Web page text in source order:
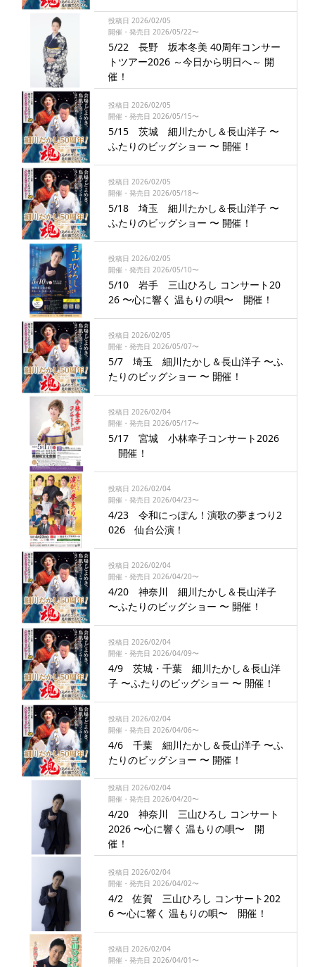
投稿日 2026/02/05
開催・発売日 2026/05/22〜
5/22 長野 坂本冬美 40周年コンサー
トツアー2026 ～今日から明日へ～ 開
催！
投稿日 2026/02/05
開催・発売日 2026/05/15〜
5/15 茨城 細川たかし＆長山洋子 〜
ふたりのビッグショー 〜 開催！
投稿日 2026/02/05
開催・発売日 2026/05/18〜
5/18 埼玉 細川たかし＆長山洋子 〜
ふたりのビッグショー 〜 開催！
投稿日 2026/02/05
開催・発売日 2026/05/10〜
5/10 岩手 三山ひろし コンサート20
26 〜心に響く 温もりの唄〜 開催！
投稿日 2026/02/05
開催・発売日 2026/05/07〜
5/7 埼玉 細川たかし＆長山洋子 〜ふ
たりのビッグショー 〜 開催！
投稿日 2026/02/04
開催・発売日 2026/05/17〜
5/17 宮城 小林幸子コンサート2026
開催！
投稿日 2026/02/04
開催・発売日 2026/04/23〜
4/23 令和にっぽん！演歌の夢まつり2
026 仙台公演！
投稿日 2026/02/04
開催・発売日 2026/04/20〜
4/20 神奈川 細川たかし＆長山洋子
〜ふたりのビッグショー 〜 開催！
投稿日 2026/02/04
開催・発売日 2026/04/09〜
4/9 茨城・千葉 細川たかし＆長山洋
子 〜ふたりのビッグショー 〜 開催！
投稿日 2026/02/04
開催・発売日 2026/04/06〜
4/6 千葉 細川たかし＆長山洋子 〜ふ
たりのビッグショー 〜 開催！
投稿日 2026/02/04
開催・発売日 2026/04/20〜
4/20 神奈川 三山ひろし コンサート
2026 〜心に響く 温もりの唄〜 開
催！
投稿日 2026/02/04
開催・発売日 2026/04/02〜
4/2 佐賀 三山ひろし コンサート202
6 〜心に響く 温もりの唄〜 開催！
投稿日 2026/02/04
開催・発売日 2026/04/01〜